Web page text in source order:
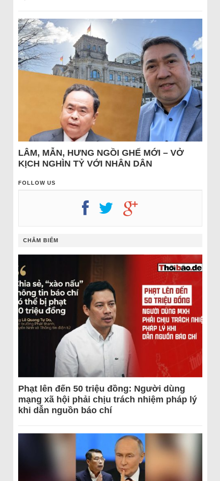
LÂM, MẪN, HƯNG NGỒI GHẾ MỚI – VỞ
KỊCH NGHÌN TỶ VỚI NHÂN DÂN
FOLLOW US
CHÂM BIẾM
Phạt lên đến 50 triệu đồng: Người dùng
mạng xã hội phải chịu trách nhiệm pháp lý
khi dẫn nguồn báo chí